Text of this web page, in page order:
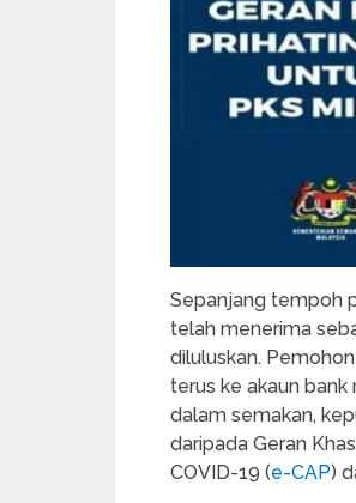
Sepanjang tempoh
telah menerima
diluluskan.
terus ke akaun
dalam semakan,
daripada Geran
COVID-19 (e-CAP)